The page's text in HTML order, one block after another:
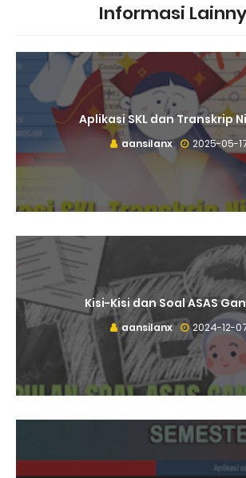
Informasi
Aplikasi SKL dan Transkrip
aansilanx 2025-05-
Kisi-Kisi dan Soal ASAS
aansilanx 2024-12-